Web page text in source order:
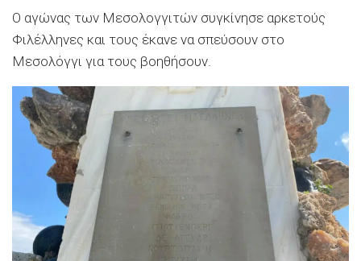
Ο αγώνας των Μεσολογγιτών συγκίνησε αρκετούς
Φιλέλληνες και τους έκανε να σπεύσουν στο
Μεσολόγγι για τους βοηθήσουν.